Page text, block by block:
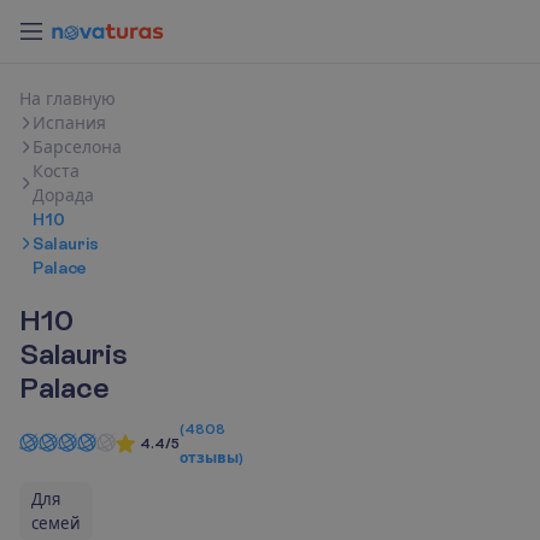
На главную
Испания
Барселона
Коста
Дорада
H10
Salauris
Palace
H10
Salauris
Palace
4.4/5
(4808
отзывы)
Для
семей